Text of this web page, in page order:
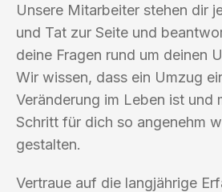
Unsere Mitarbeiter stehen dir
und Tat zur Seite und
deine Fragen rund um deinen
Wir wissen, dass ein Umzug
Veränderung im Leben ist und
Schritt für dich so angenehm
gestalten.
Vertraue auf die langjährige